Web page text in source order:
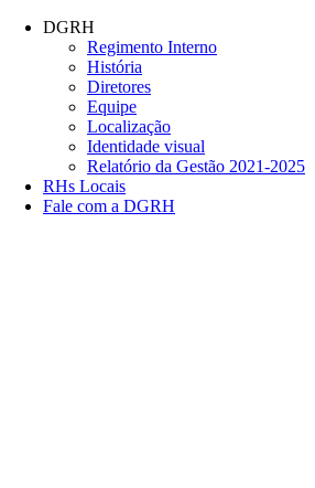
Conteúdo principal
DGRH
Regimento Interno
História
Diretores
Equipe
Localização
Identidade visual
Relatório da Gestão 2021-2025
RHs Locais
Fale com a DGRH